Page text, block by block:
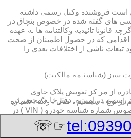
است فروشنده وکیل رسمی داشته
های گفته شده در خصوص بنچاق در
قانونا تائیدیه وکالتنامه ها به عهده
اقدامی که در حصول اطمینان از صحت
تبعات ناشی از اختلافات بعدی را
از مراکز تعویض پلاک حاوی
نوع ، سیستم ، مدل ، رنگ ، شماره
موتور و شاسی ، تیپ و بخصوس شماره شناسه خودرو ( VIN ) در
و خریدار اعم از مشخصات
و آدرس و شماره انتظامی
رسمی در امیریه, دفترخانه,محضر در
☞☏